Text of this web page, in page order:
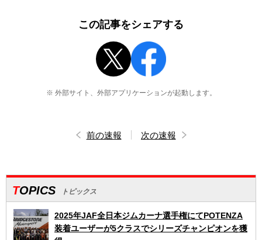
この記事をシェアする
※ 外部サイト、外部アプリケーションが起動します。
前の速報 次の速報
TOPICS トピックス
2025年JAF全日本ジムカーナ選手権にてPOTENZA
装着ユーザーが5クラスでシリーズチャンピオンを獲